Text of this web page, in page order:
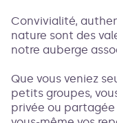
Convivialité,
nature sont des
notre auberge
Que vous veniez
petits groupes,
privée ou partagée